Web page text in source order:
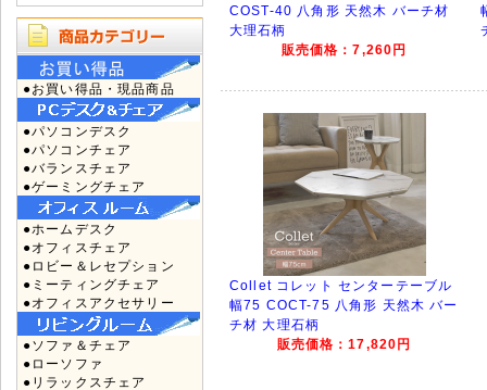
●お買い得品・現品商品
●パソコンデスク
●パソコンチェア
●バランスチェア
●ゲーミングチェア
●ホームデスク
●オフィスチェア
●ロビー＆レセプション
●ミーティングチェア
●オフィスアクセサリー
●ソファ＆チェア
●ローソファ
●リラックスチェア
COST-40 八角形 天然木 バーチ材
大理石柄
販売価格：7,260円
Collet コレット センターテーブル
幅75 COCT-75 八角形 天然木 バー
チ材 大理石柄
販売価格：17,820円